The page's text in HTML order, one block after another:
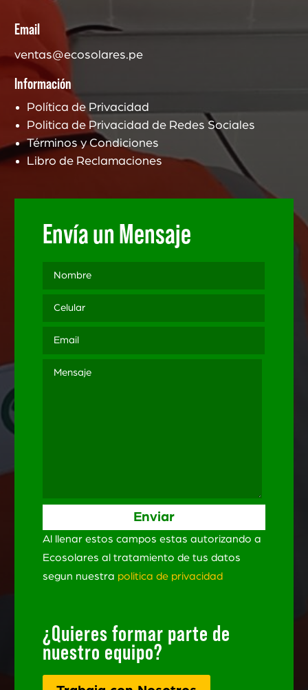
Email
ventas@ecosolares.pe
Información
Política de Privacidad
Politica de Privacidad de Redes Sociales
Términos y Condiciones
Libro de Reclamaciones
Envía un Mensaje
Al llenar estos campos estas autorizando a
Ecosolares al tratamiento de tus datos
segun nuestra politica de privacidad
¿Quieres formar parte de
nuestro equipo?